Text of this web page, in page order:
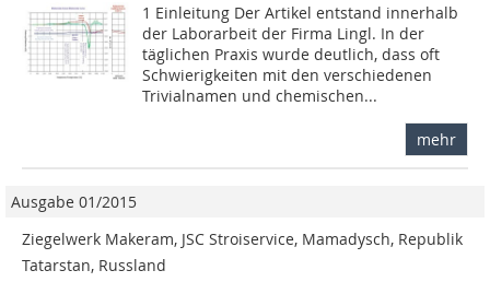
1 Einleitung Der Artikel entstand innerhalb
der Laborarbeit der Firma Lingl. In der
täglichen Praxis wurde deutlich, dass oft
Schwierigkeiten mit den verschiedenen
Trivialnamen und chemischen...
mehr
Ausgabe 01/2015
Ziegelwerk Makeram, JSC Stroiservice, Mamadysch, Republik
Tatarstan, Russland